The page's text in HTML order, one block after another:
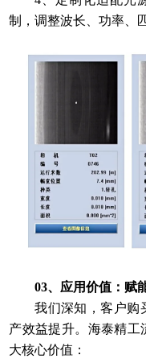
制，调整波长、功率、
03、应用价值：赋
我们深知，客户购
产效益提升。海泰精工
大核心价值：